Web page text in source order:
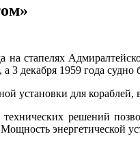
на стапелях
3 декабря 1959 года
установки для
решений
энергетической